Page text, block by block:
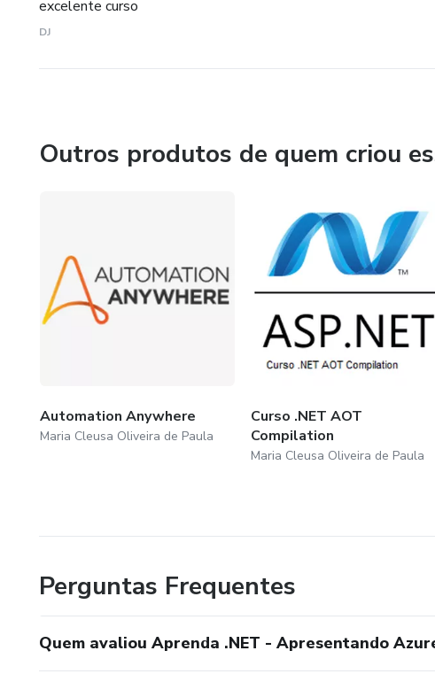
excelente curso
DJ
Outros produtos de quem criou
Automation Anywhere
Maria Cleusa Oliveira de Paula
Curso .NET AOT
Compilation
Maria Cleusa Oliveira de Paula
Perguntas Frequentes
Quem avaliou Aprenda .NET - Apresentando